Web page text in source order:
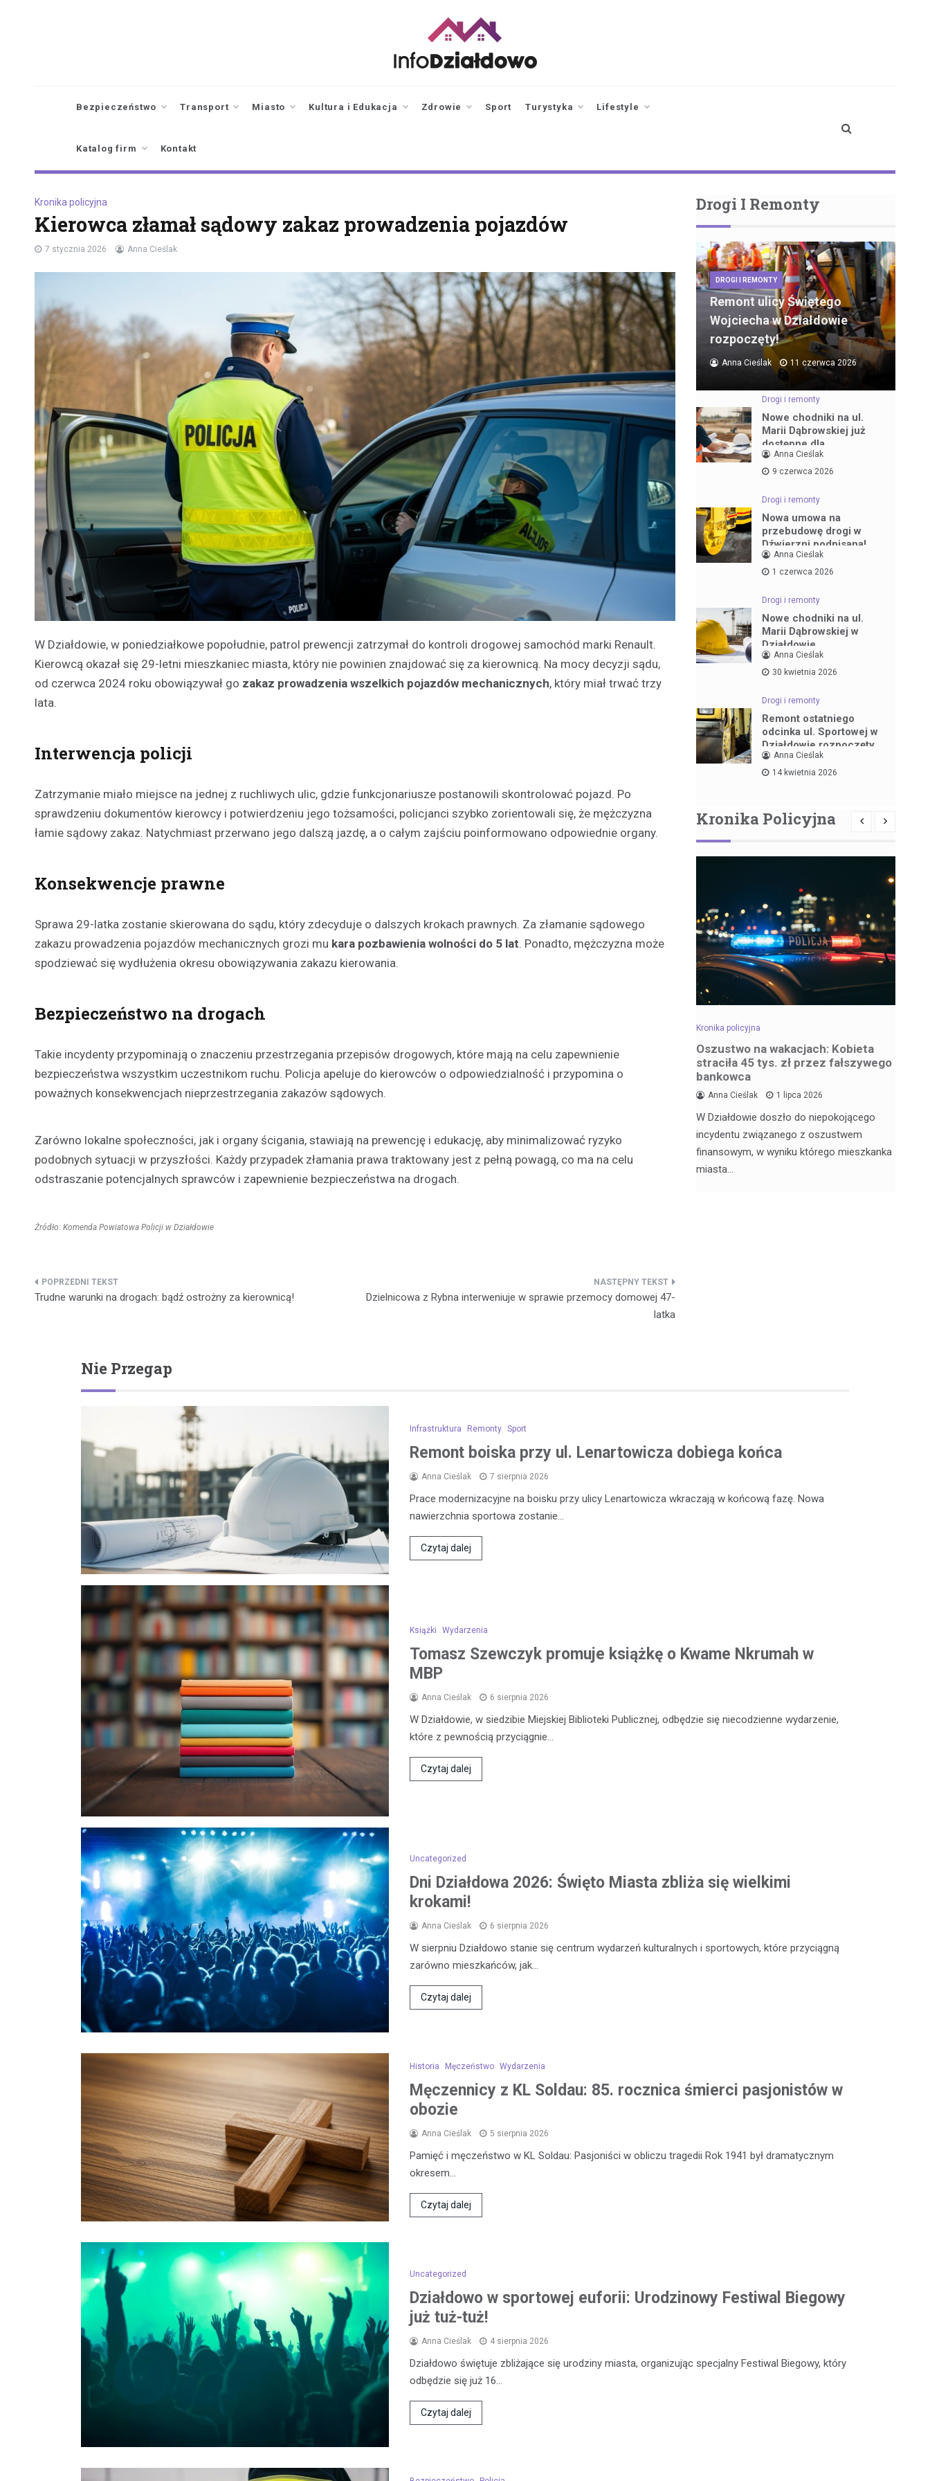
Bezpieczeństwo Transport Miasto Kultura i Edukacja Zdrowie Sport Turystyka Lifestyle
Katalog firm Kontakt
Kronika policyjna
Kierowca złamał sądowy zakaz prowadzenia pojazdów
7 stycznia 2026 Anna Cieślak
W Działdowie, w poniedziałkowe popołudnie, patrol prewencji zatrzymał do kontroli drogowej samochód marki Renault.
Kierowcą okazał się 29-letni mieszkaniec miasta, który nie powinien znajdować się za kierownicą. Na mocy decyzji sądu,
od czerwca 2024 roku obowiązywał go zakaz prowadzenia wszelkich pojazdów mechanicznych, który miał trwać trzy
lata.
Interwencja policji
Zatrzymanie miało miejsce na jednej z ruchliwych ulic, gdzie funkcjonariusze postanowili skontrolować pojazd. Po
sprawdzeniu dokumentów kierowcy i potwierdzeniu jego tożsamości, policjanci szybko zorientowali się, że mężczyzna
łamie sądowy zakaz. Natychmiast przerwano jego dalszą jazdę, a o całym zajściu poinformowano odpowiednie organy.
Konsekwencje prawne
Sprawa 29-latka zostanie skierowana do sądu, który zdecyduje o dalszych krokach prawnych. Za złamanie sądowego
zakazu prowadzenia pojazdów mechanicznych grozi mu kara pozbawienia wolności do 5 lat. Ponadto, mężczyzna może
spodziewać się wydłużenia okresu obowiązywania zakazu kierowania.
Bezpieczeństwo na drogach
Takie incydenty przypominają o znaczeniu przestrzegania przepisów drogowych, które mają na celu zapewnienie
bezpieczeństwa wszystkim uczestnikom ruchu. Policja apeluje do kierowców o odpowiedzialność i przypomina o
poważnych konsekwencjach nieprzestrzegania zakazów sądowych.
Zarówno lokalne społeczności, jak i organy ścigania, stawiają na prewencję i edukację, aby minimalizować ryzyko
podobnych sytuacji w przyszłości. Każdy przypadek złamania prawa traktowany jest z pełną powagą, co ma na celu
odstraszanie potencjalnych sprawców i zapewnienie bezpieczeństwa na drogach.
Źródło: Komenda Powiatowa Policji w Działdowie
Nawigacja
Trudne warunki na drogach: bądź ostrożny za kierownicą!
Dzielnicowa z Rybna interweniuje w sprawie przemocy domowej 47-
latka
Drogi I Remonty
DROGI I REMONTY
Remont ulicy Świętego
Wojciecha w Działdowie
rozpoczęty!
Anna Cieślak 11 czerwca 2026
Drogi i remonty
Nowe chodniki na ul.
Marii Dąbrowskiej już
dostępne dla
mieszkańców
Anna Cieślak
9 czerwca 2026
Drogi i remonty
Nowa umowa na
przebudowę drogi w
Dźwierzni podpisana!
Anna Cieślak
1 czerwca 2026
Drogi i remonty
Nowe chodniki na ul.
Marii Dąbrowskiej w
Działdowie
Anna Cieślak
30 kwietnia 2026
Drogi i remonty
Remont ostatniego
odcinka ul. Sportowej w
Działdowie rozpoczęty
Anna Cieślak
14 kwietnia 2026
Kronika Policyjna
Zaginiona 17-latka z Działdowa –
Policja prosi o pomoc
Anna Cieślak 18 czerwca 2026
Wierzbowskiej. Dziewczyna zaginęła 17
czerwca, kiedy to…
Kronika policyjna
Oszustwo na wakacjach: Kobieta
straciła 45 tys. zł przez fałszywego
bankowca
Anna Cieślak 1 lipca 2026
W Działdowie doszło do niepokojącego
incydentu związanego z oszustwem
finansowym, w wyniku którego mieszkanka
miasta…
Nie Przegap
Infrastruktura Remonty Sport
Remont boiska przy ul. Lenartowicza dobiega końca
Anna Cieślak 7 sierpnia 2026
Prace modernizacyjne na boisku przy ulicy Lenartowicza wkraczają w końcową fazę. Nowa
nawierzchnia sportowa zostanie…
Czytaj dalej
Książki Wydarzenia
Tomasz Szewczyk promuje książkę o Kwame Nkrumah w
MBP
Anna Cieślak 6 sierpnia 2026
W Działdowie, w siedzibie Miejskiej Biblioteki Publicznej, odbędzie się niecodzienne wydarzenie,
które z pewnością przyciągnie…
Czytaj dalej
Uncategorized
Dni Działdowa 2026: Święto Miasta zbliża się wielkimi
krokami!
Anna Cieślak 6 sierpnia 2026
W sierpniu Działdowo stanie się centrum wydarzeń kulturalnych i sportowych, które przyciągną
zarówno mieszkańców, jak…
Czytaj dalej
Historia Męczeństwo Wydarzenia
Męczennicy z KL Soldau: 85. rocznica śmierci pasjonistów w
obozie
Anna Cieślak 5 sierpnia 2026
Pamięć i męczeństwo w KL Soldau: Pasjoniści w obliczu tragedii Rok 1941 był dramatycznym
okresem…
Czytaj dalej
Uncategorized
Działdowo w sportowej euforii: Urodzinowy Festiwal Biegowy
już tuż-tuż!
Anna Cieślak 4 sierpnia 2026
Działdowo świętuje zbliżające się urodziny miasta, organizując specjalny Festiwal Biegowy, który
odbędzie się już 16…
Czytaj dalej